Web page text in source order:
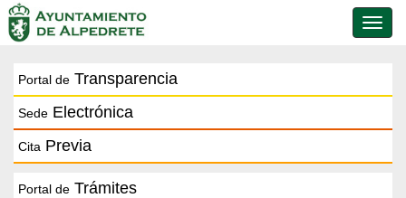
de
Portal de Transparencia
Sede Electrónica
Cita Previa
Portal de Trámites